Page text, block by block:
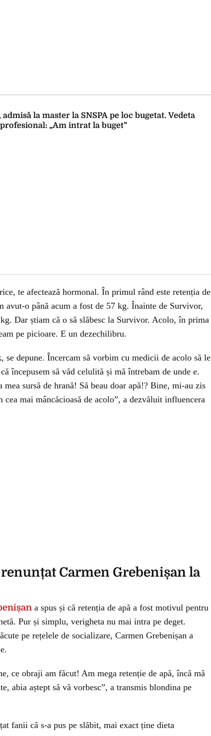
la master la SNSPA pe loc bugetat. Vedeta
„Am intrat la buget”
te afectează hormonal. În primul rând este retenția de
avut-o până acum a fost de 57 kg. Înainte de Survivor,
Dar știam că o să slăbesc la Survivor. Acolo, în prima
pe picioare. E un dezechilibru.
depune. Încercam să vorbim cu medicii de acolo să le
începusem să văd celulită și mă întrebam de unde e.
sursă de hrană! Să beau doar apă!? Bine, mi-au zis
cea mai mâncăcioasă de acolo”, a dezvăluit influencera
Carmen Grebenișan la
a spus și că retenția de apă a fost motivul pentru
Pur și simplu, verigheta nu mai intra pe deget.
pe rețelele de socializare, Carmen Grebenișan a
ce obraji am făcut! Am mega retenție de apă, încă mă
abia aștept să vă vorbesc”, a transmis blondina pe
fanii că s-a pus pe slăbit, mai exact ține dieta